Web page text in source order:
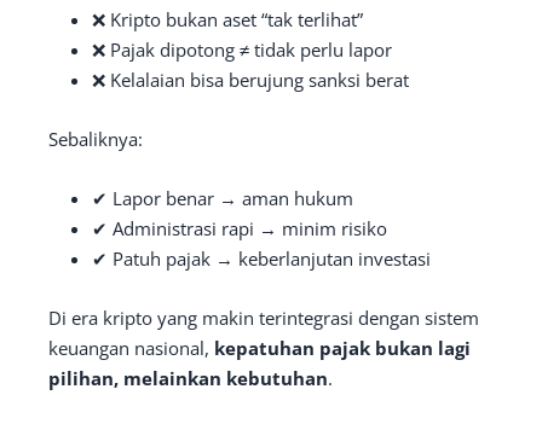
❌ Kripto bukan aset “tak terlihat”
❌ Pajak dipotong ≠ tidak perlu lapor
❌ Kelalaian bisa berujung sanksi berat
Sebaliknya:
✔ Lapor benar → aman hukum
✔ Administrasi rapi → minim risiko
✔ Patuh pajak → keberlanjutan investasi
Di era kripto yang makin terintegrasi dengan sistem
keuangan nasional, kepatuhan pajak bukan lagi
pilihan, melainkan kebutuhan.